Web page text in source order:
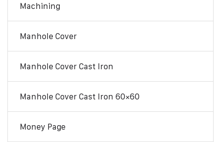
Machining
Manhole Cover
Manhole Cover Cast Iron
Manhole Cover Cast Iron 60×60
Money Page